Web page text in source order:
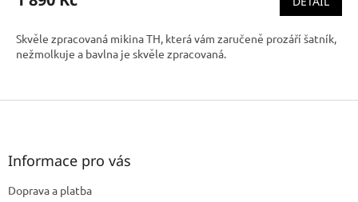
Skvěle zpracovaná mikina TH, která vám zaručeně prozáří šatník,
nežmolkuje a bavlna je skvěle zpracovaná.
Z
Informace pro vás
Doprava a platba